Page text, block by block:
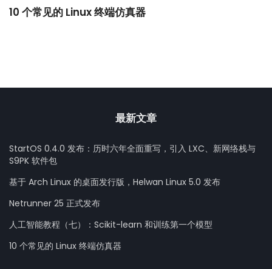
10 个常见的 Linux 终端仿真器
最新文章
StartOS 0.4.0 发布：历时六年全面重写，引入 LXC、新网络栈与
S9PK 软件包
基于 Arch Linux 的桌面发行版，Helwan Linux 5.0 发布
Netrunner 25 正式发布
人工智能教程（七）：Scikit-learn 和训练第一个模型
10 个常见的 Linux 终端仿真器